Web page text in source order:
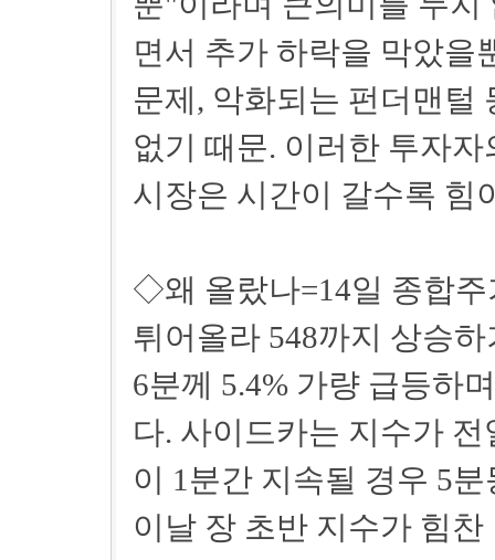
면서 추가 하락을 막았을
문제, 악화되는 펀더맨털
없기 때문. 이러한 투자
시장은 시간이 갈수록 힘
◇왜 올랐나=14일 종합주
튀어올라 548까지 상승
6분께 5.4% 가량 급등하
다. 사이드카는 지수가
이 1분간 지속될 경우 5
이날 장 초반 지수가 힘